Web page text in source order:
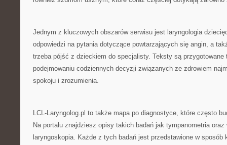
Jednym z kluczowych obszarów serwisu jest laryngologia
odpowiedzi na pytania dotyczące powtarzających się angin, a
trzeba pójść z dzieckiem do specjalisty. Teksty są przygotowane
podejmowaniu codziennych decyzji związanych ze zdrowiem
spokoju i zrozumienia.
LCL-Laryngolog.pl to także mapa po diagnostyce, które często
Na portalu znajdziesz opisy takich badań jak tympanometria
laryngoskopia. Każde z tych badań jest przedstawione w sposób